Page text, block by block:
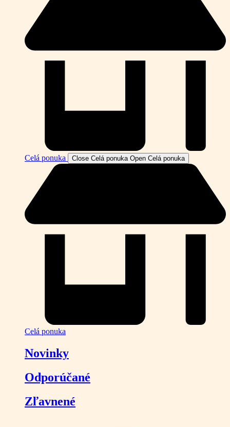
Celá ponuka Close Celá ponuka Open Celá ponuka
Celá ponuka
Novinky
Odporúčané
Zľavnené